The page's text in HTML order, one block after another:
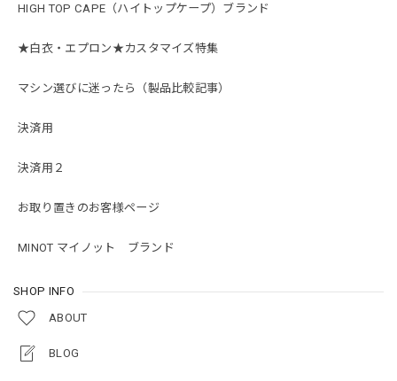
HIGH TOP CAPE（ハイトップケープ）ブランド
★白衣・エプロン★カスタマイズ特集
マシン選びに迷ったら（製品比較記事）
決済用
決済用２
お取り置きのお客様ページ
MINOT マイノット ブランド
SHOP INFO
ABOUT
BLOG